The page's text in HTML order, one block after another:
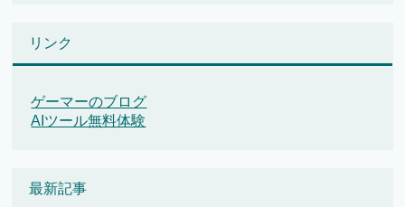
リンク
ゲーマーのブログ
AIツール無料体験
最新記事